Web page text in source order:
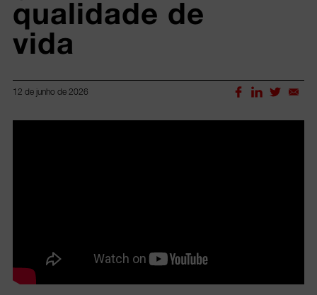
qualidade de
vida
12 de junho de 2026